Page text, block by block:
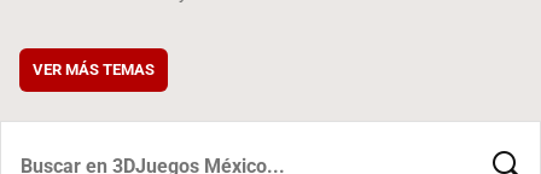
VER MÁS TEMAS